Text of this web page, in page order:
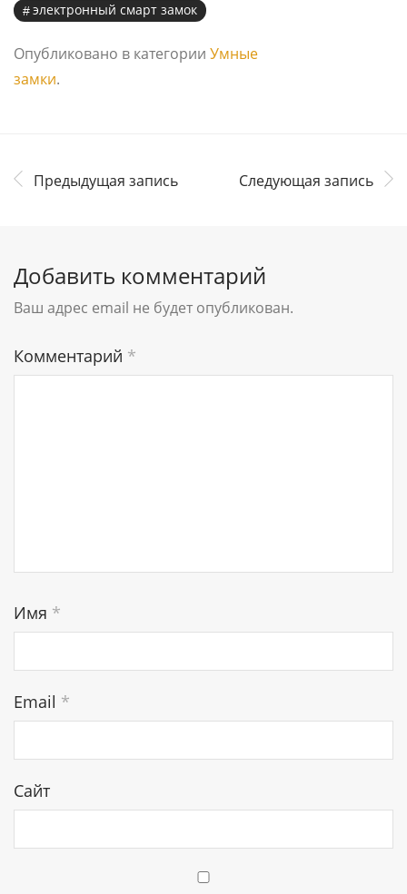
электронный смарт замок
Опубликовано в категории Умные
замки.
Предыдущая запись Следующая запись
Добавить комментарий
Ваш адрес email не будет опубликован.
Комментарий *
Имя *
Email *
Сайт